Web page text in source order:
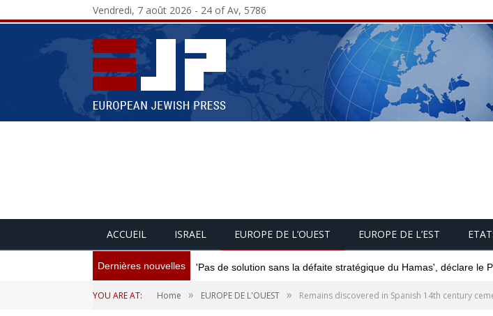
Vendredi, 7 août 2026 - 24 of Av, 5786
ACCUEIL ISRAEL EUROPE DE L’OUEST EUROPE DE L’EST
Dernières nouvelles 'Pas de solution sans la défaite stratégique du Hamas', déclare le
YOU ARE AT: Home » EUROPE DE L'OUEST » Remains discovered in Spanish 14th century